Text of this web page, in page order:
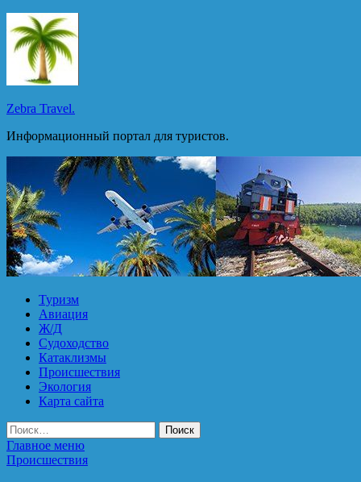
Перейти
к
содержимому
Zebra Travel.
Информационный портал для туристов.
Туризм
Авиация
Ж/Д
Судоходство
Катаклизмы
Происшествия
Экология
Карта сайта
Найти:
Главное меню
Происшествия